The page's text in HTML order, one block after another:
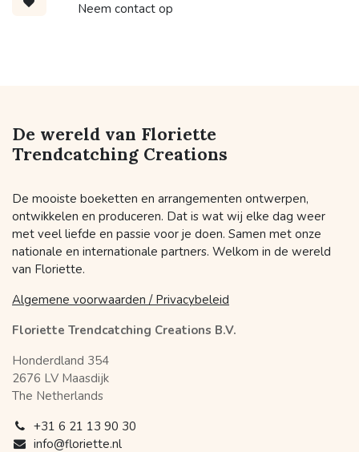
Neem contact op
De wereld van Floriette
Trendcatching Creations
De mooiste boeketten en arrangementen ontwerpen,
ontwikkelen en produceren. Dat is wat wij elke dag weer
met veel liefde en passie voor je doen. Samen met onze
nationale en internationale partners. Welkom in de wereld
van Floriette.
Algemene voorwaarden / Privacybeleid
Floriette Trendcatching Creations B.V.
Honderdland 354
2676 LV Maasdijk
The Netherlands
+31 6 21 13 90 30
info@floriette.nl